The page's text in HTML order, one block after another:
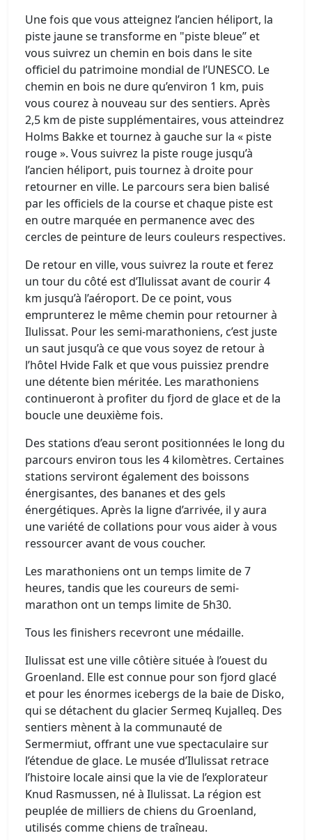
Une fois que vous atteignez l’ancien héliport, la
piste jaune se transforme en "piste bleue’’ et
vous suivrez un chemin en bois dans le site
officiel du patrimoine mondial de l’UNESCO. Le
chemin en bois ne dure qu’environ 1 km, puis
vous courez à nouveau sur des sentiers. Après
2,5 km de piste supplémentaires, vous atteindrez
Holms Bakke et tournez à gauche sur la « piste
rouge ». Vous suivrez la piste rouge jusqu’à
l’ancien héliport, puis tournez à droite pour
retourner en ville. Le parcours sera bien balisé
par les officiels de la course et chaque piste est
en outre marquée en permanence avec des
cercles de peinture de leurs couleurs respectives.
De retour en ville, vous suivrez la route et ferez
un tour du côté est d’Ilulissat avant de courir 4
km jusqu’à l’aéroport. De ce point, vous
emprunterez le même chemin pour retourner à
Ilulissat. Pour les semi-marathoniens, c’est juste
un saut jusqu’à ce que vous soyez de retour à
l’hôtel Hvide Falk et que vous puissiez prendre
une détente bien méritée. Les marathoniens
continueront à profiter du fjord de glace et de la
boucle une deuxième fois.
Des stations d’eau seront positionnées le long du
parcours environ tous les 4 kilomètres. Certaines
stations serviront également des boissons
énergisantes, des bananes et des gels
énergétiques. Après la ligne d’arrivée, il y aura
une variété de collations pour vous aider à vous
ressourcer avant de vous coucher.
Les marathoniens ont un temps limite de 7
heures, tandis que les coureurs de semi-
marathon ont un temps limite de 5h30.
Tous les finishers recevront une médaille.
Ilulissat est une ville côtière située à l’ouest du
Groenland. Elle est connue pour son fjord glacé
et pour les énormes icebergs de la baie de Disko,
qui se détachent du glacier Sermeq Kujalleq. Des
sentiers mènent à la communauté de
Sermermiut, offrant une vue spectaculaire sur
l’étendue de glace. Le musée d’Ilulissat retrace
l’histoire locale ainsi que la vie de l’explorateur
Knud Rasmussen, né à Ilulissat. La région est
peuplée de milliers de chiens du Groenland,
utilisés comme chiens de traîneau.